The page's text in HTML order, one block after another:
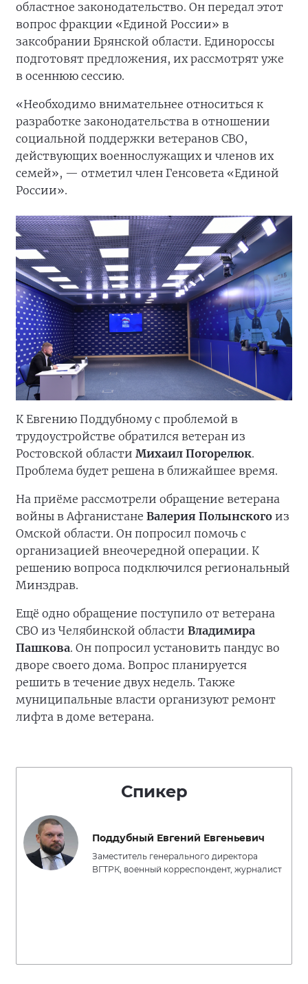
областное законодательство. Он передал этот
вопрос фракции «Единой России» в
заксобрании Брянской области. Единороссы
подготовят предложения, их рассмотрят уже
в осеннюю сессию.
«Необходимо внимательнее относиться к
разработке законодательства в отношении
социальной поддержки ветеранов СВО,
действующих военнослужащих и членов их
семей», — отметил член Генсовета «Единой
России».
К Евгению Поддубному с проблемой в
трудоустройстве обратился ветеран из
Ростовской области Михаил Погорелюк.
Проблема будет решена в ближайшее время.
На приёме рассмотрели обращение ветерана
войны в Афганистане Валерия Полынского из
Омской области. Он попросил помочь с
организацией внеочередной операции. К
решению вопроса подключился региональный
Минздрав.
Ещё одно обращение поступило от ветерана
СВО из Челябинской области Владимира
Пашкова. Он попросил установить пандус во
дворе своего дома. Вопрос планируется
решить в течение двух недель. Также
муниципальные власти организуют ремонт
лифта в доме ветерана.
Спикер
Поддубный Евгений Евгеньевич
Заместитель генерального директора
ВГТРК, военный корреспондент, журналист